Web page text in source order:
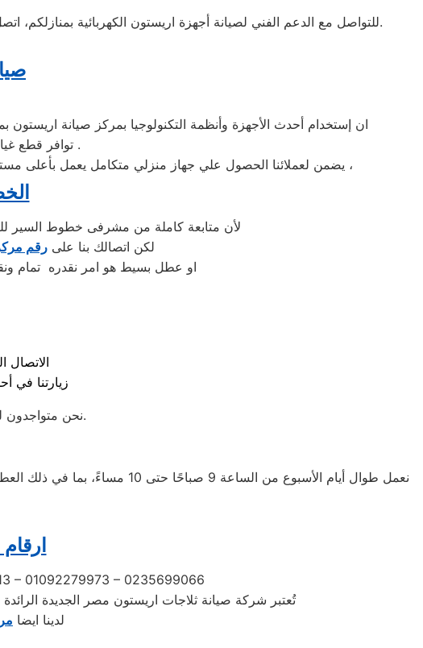
للتواصل مع الدعم الفني لصيانة أجهزة اريستون الكهربائية بمنازلكم، اتصل برقم: 01010916814. يقدم المركز خدمات صيانة احترافية باستخدام قطع الغيار الأصلية لضمان الأداء الأمثل للأجهزة.
ان إستخدام أحدث الأجهزة وأنظمة التكنولوجيا بمركز صيانة اريستون
» توافر قطع غيار اريستون الاصلية في مركز صيانة اريستون بمصر الجديدة .
يضمن لعملائنا الحصول علي جهاز منزلي متكامل يعمل بأعلى مستوى من الكفاءة التي ينتظرها عملائنا ولتعزيز الثقة في مركز صيانه اريستون مصر الجديدة المعتمد بمصر الجديدة ،
لأن متابعة كاملة من مشرفى خطوط السير
لكن اتصالك بنا على رقم
او عطل بسيط هو امر نقدره تمام
الاتصال
زيارتنا في
نحن متواجدون للرد على جميع استفساراتكم وتقديم الدعم الفني في أي وقت.
نعمل طوال أيام الأسبوع من
– 01092279973 – 0235699066
تُعتبر شركة صيانة ثلاجات اريستون مصر الجديدة
لدينا ايضا